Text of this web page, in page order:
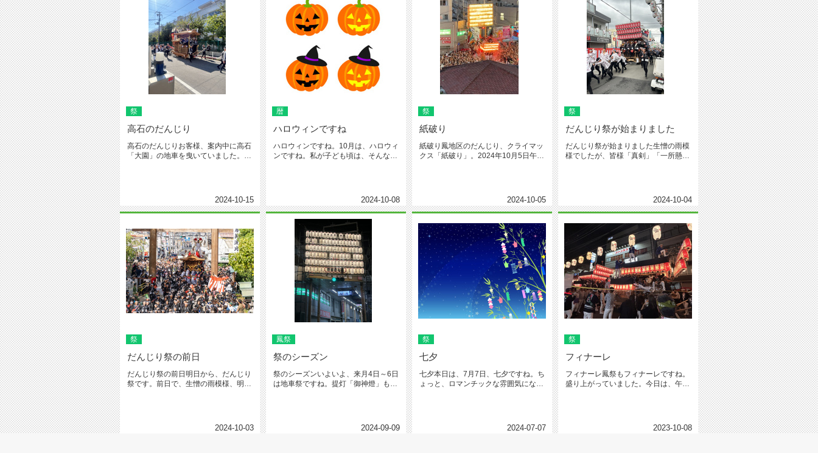
祭
高石のだんじり
高石のだんじりお客様、案内中に高石
「大園」の地車を曳いていました。幼
2024-10-15
暦
ハロウィンですね
ハロウィンですね。10月は、ハロウィ
ンですね。私が子ども頃は、そんなハ
2024-10-08
祭
紙破り
紙破り鳳地区のだんじり、クライマッ
クス「紙破り」。2024年10月5日午後
2024-10-05
祭
だんじり祭が始まりました
だんじり祭が始まりました生憎の雨模
様でしたが、皆様「真剣」「一所懸
2024-10-04
祭
だんじり祭の前日
だんじり祭の前日明日から、だんじり
祭です。前日で、生憎の雨模様、明日
2024-10-03
鳳祭
祭のシーズン
祭のシーズンいよいよ、来月4日～6日
は地車祭ですね。提灯「御神燈」も準
2024-09-09
祭
七夕
七夕本日は、7月7日、七夕ですね。ち
ょっと、ロマンチックな雰囲気になり
2024-07-07
祭
フィナーレ
フィナーレ鳳祭もフィナーレですね。
盛り上がっていました。今日は、午後
2023-10-08